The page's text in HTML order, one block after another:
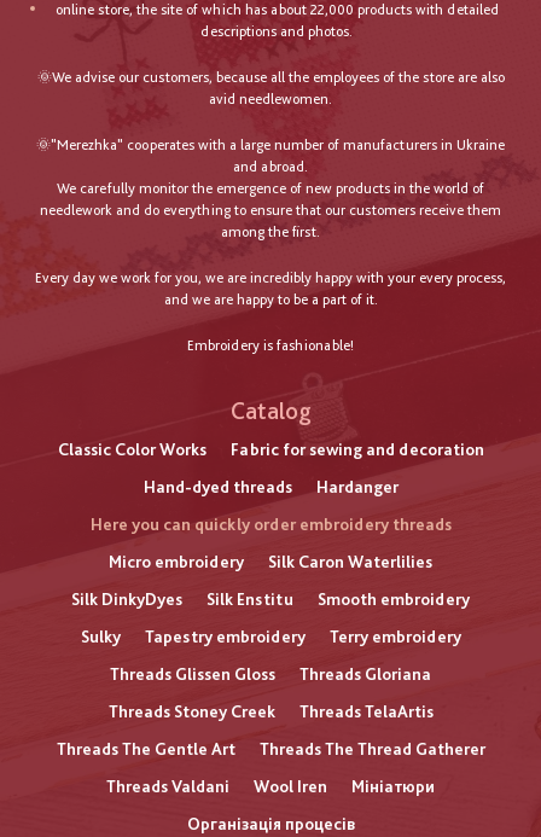
online store, the site of which has about 22,000 products with detailed
descriptions and photos.
🌞We advise our customers, because all the employees of the store are also
avid needlewomen.
🌞"Merezhka" cooperates with a large number of manufacturers in Ukraine
and abroad.
We carefully monitor the emergence of new products in the world of
needlework and do everything to ensure that our customers receive them
among the first.
Every day we work for you, we are incredibly happy with your every process,
and we are happy to be a part of it.
Embroidery is fashionable!
Catalog
Classic Color Works
Fabric for sewing and decoration
Hand-dyed threads
Hardanger
Here you can quickly order embroidery threads
Micro embroidery
Silk Caron Waterlilies
Silk DinkyDyes
Silk Enstitu
Smooth embroidery
Sulky
Tapestry embroidery
Terry embroidery
Threads Glissen Gloss
Threads Gloriana
Threads Stoney Creek
Threads TelaArtis
Threads The Gentle Art
Threads The Thread Gatherer
Threads Valdani
Wool Iren
Мініатюри
Організація процесів